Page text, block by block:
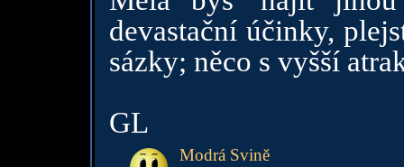
devastační účinky,
sázky; něco s vyšší
GL
Modrá Svině